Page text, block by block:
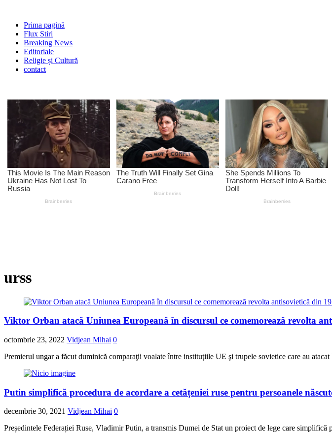
Prima pagină
Flux Stiri
Breaking News
Editoriale
Religie și Cultură
contact
urss
Viktor Orban atacă Uniunea Europeană în discursul ce comemorează revolta
octombrie 23, 2022 Vidjean Mihai 0
Premierul ungar a făcut duminică comparaţii voalate între instituţiile UE şi trupele sovietice care au
Putin simplifică procedura de acordare a cetățeniei ruse pentru persoanele
decembrie 30, 2021 Vidjean Mihai 0
Președintele Federației Ruse, Vladimir Putin, a transmis Dumei de Stat un proiect de lege care